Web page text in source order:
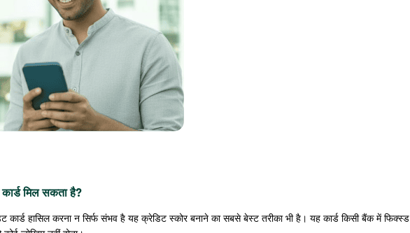
कार्ड मिल सकता है?
कार्ड हासिल करना न सिर्फ संभव है यह क्रेडिट स्कोर बनाने का सबसे बेस्ट तरीका भी है। यह कार्ड किसी बैंक में फिक्स्ड